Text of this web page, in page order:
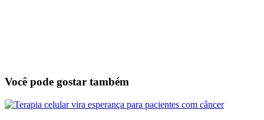
Você pode gostar também